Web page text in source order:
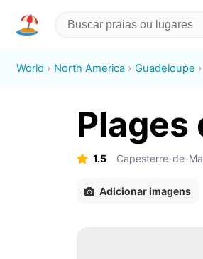
World North America Guadeloupe
Plages
1.5 Capesterre-de-
Adicionar imagens